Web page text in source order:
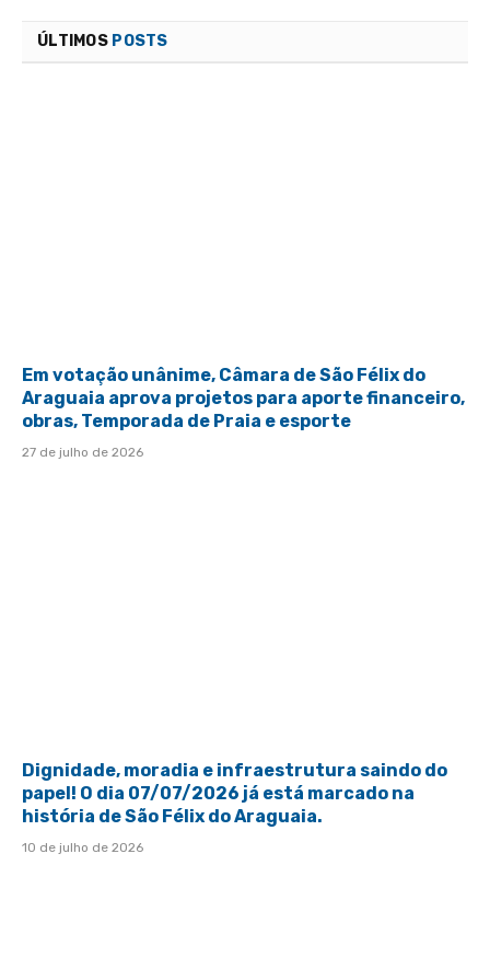
ÚLTIMOS POSTS
Em votação unânime, Câmara de São Félix do
Araguaia aprova projetos para aporte financeiro,
obras, Temporada de Praia e esporte
27 de julho de 2026
Dignidade, moradia e infraestrutura saindo do
papel! O dia 07/07/2026 já está marcado na
história de São Félix do Araguaia.
10 de julho de 2026